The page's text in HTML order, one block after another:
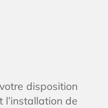
disposition
l’installation de